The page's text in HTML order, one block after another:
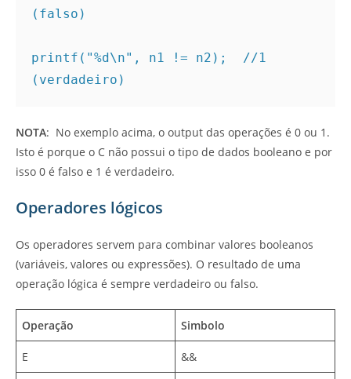
(falso)
printf("%d\n", n1 != n2);  //1
(verdadeiro)
NOTA: No exemplo acima, o output das operações é 0 ou 1.
Isto é porque o C não possui o tipo de dados booleano e por
isso 0 é falso e 1 é verdadeiro.
Operadores lógicos
Os operadores servem para combinar valores booleanos
(variáveis, valores ou expressões). O resultado de uma
operação lógica é sempre verdadeiro ou falso.
Operação Simbolo
E &&